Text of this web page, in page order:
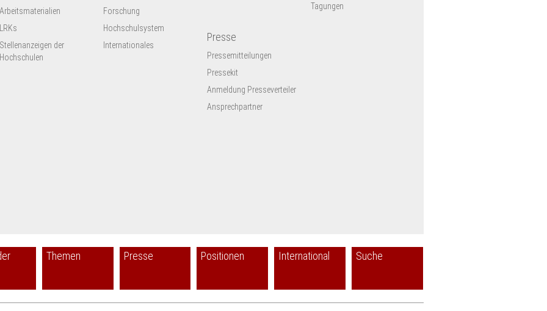
Arbeitsmaterialien
LRKs
Stellenanzeigen der
Hochschulen
Forschung
Hochschulsystem
Internationales
Tagungen
Presse
Pressemitteilungen
Pressekit
Anmeldung Presseverteiler
Ansprechpartner
Themen Presse Positionen International Suche